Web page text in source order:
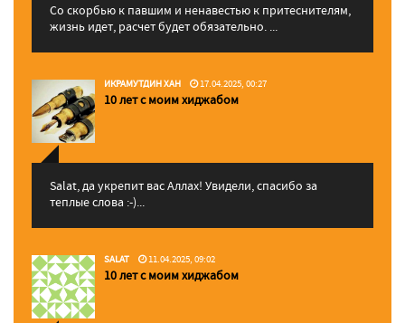
Со скорбью к павшим и ненавестью к притеснителям,
жизнь идет, расчет будет обязательно. ...
ИКРАМУТДИН ХАН 17.04.2025, 00:27
10 лет с моим хиджабом
Salat, да укрепит вас Аллаx! Увидели, спасибо за
теплые слова :-)...
SALAT 11.04.2025, 09:02
10 лет с моим хиджабом